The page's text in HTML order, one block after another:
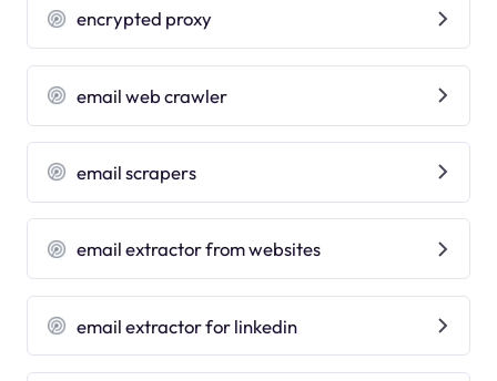
encrypted proxy
email web crawler
email scrapers
email extractor from websites
email extractor for linkedin